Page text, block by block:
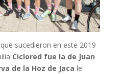
sucedieron en este 2019
Ciclored fue la de Juan
de la Hoz de Jaca le